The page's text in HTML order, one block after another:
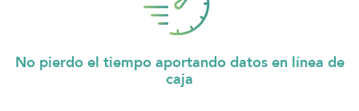
No pierdo el tiempo aportando datos en línea de
caja